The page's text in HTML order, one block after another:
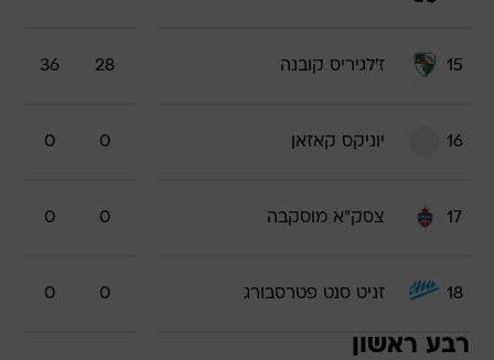
15 ז'לגיריס קובנה 28
36
16 יוניקס קאזאן 0
0
17 צסק"א מוסקבה 0
0
18 זניט סנט פטרסבורג 0
0
רבע ראשון